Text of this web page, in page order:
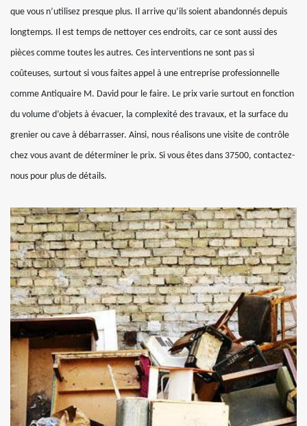
que vous n’utilisez presque plus. Il arrive qu’ils soient abandonnés depuis
longtemps. Il est temps de nettoyer ces endroits, car ce sont aussi des
pièces comme toutes les autres. Ces interventions ne sont pas si
coûteuses, surtout si vous faites appel à une entreprise professionnelle
comme Antiquaire M. David pour le faire. Le prix varie surtout en fonction
du volume d’objets à évacuer, la complexité des travaux, et la surface du
grenier ou cave à débarrasser. Ainsi, nous réalisons une visite de contrôle
chez vous avant de déterminer le prix. Si vous êtes dans 37500, contactez-
nous pour plus de détails.